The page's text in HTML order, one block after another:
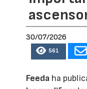
30/07/2026
561
Feeda ha